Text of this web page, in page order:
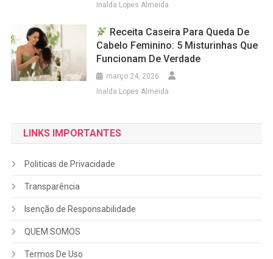
Inalda Lopes Almeida
Receita Caseira Para Queda De
Cabelo Feminino: 5 Misturinhas Que
Funcionam De Verdade
março 24, 2026
Inalda Lopes Almeida
LINKS IMPORTANTES
Politicas de Privacidade
Transparência
Isenção de Responsabilidade
QUEM SOMOS
Termos De Uso